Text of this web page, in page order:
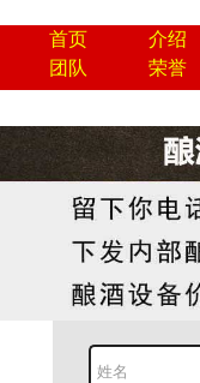
首页 介绍
团队
荣誉